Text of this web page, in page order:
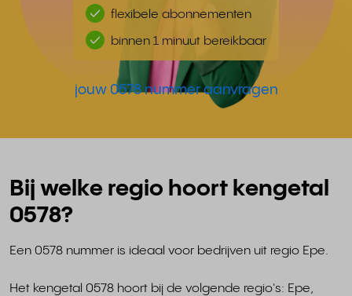
flexibele abonnementen
binnen 1 minuut bereikbaar
jouw 0578 nummer aanvragen
Bij welke regio hoort kengetal
0578?
Een 0578 nummer is ideaal voor bedrijven uit regio Epe.
Het kengetal 0578 hoort bij de volgende regio's: Epe,